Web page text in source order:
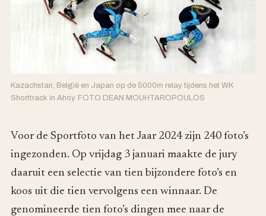
Kazachstan, België en Japan op de 5000m relay tijdens het WK
Shorttrack in Ahoy. FOTO DEAN MOUHTAROPOULOS
Voor de Sportfoto van het Jaar 2024 zijn 240 foto’s
ingezonden. Op vrijdag 3 januari maakte de jury
daaruit een selectie van tien bijzondere foto’s en
koos uit die tien vervolgens een winnaar. De
genomineerde tien foto’s dingen mee naar de